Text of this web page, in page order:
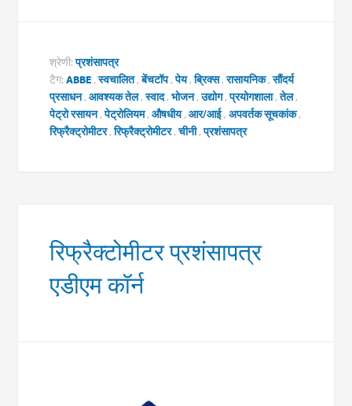
श्रेणी:प्रशंसापत्र
टैग:ABBE ,स्वचालित,बेंचटॉप,पेय,ब्रिक्स,रासायनिक,सौंदर्य
प्रसाधन,आवश्यक तेल,स्वाद,भोजन,उद्योग,प्रयोगशाला,तेल,
पेट्रो रसायन,पेट्रोलियम,औषधीय,आर/आई,अपवर्तक सूचकांक,
रिफ्रैक्ट्रोमीटर,रिफ्रैक्ट्रोमीटर,चीनी,प्रशंसापत्र
रिफ्रैक्टोमीटर प्रशंसापत्र
एडीएम कॉर्न